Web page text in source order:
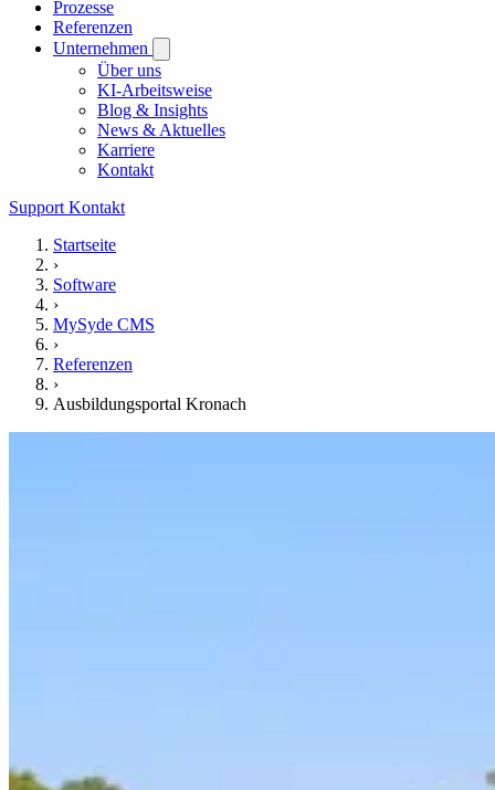
Prozesse
Referenzen
Unternehmen
Über uns
KI-Arbeitsweise
Blog & Insights
News & Aktuelles
Karriere
Kontakt
Support Kontakt
Startseite
›
Software
›
MySyde CMS
›
Referenzen
›
Ausbildungsportal Kronach